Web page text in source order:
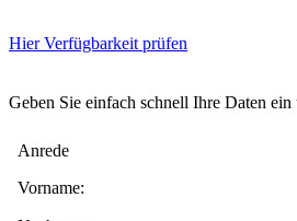
Hier Verfügbarkeit prüfen
Geben Sie einfach schnell Ihre Daten
Anrede
Vorname: